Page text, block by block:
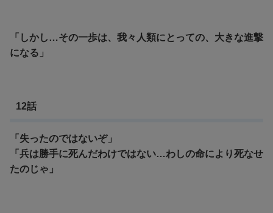
「しかし…その一歩は、我々人類にとっての、大きな進撃
になる」
12話
「失ったのではないぞ」
「兵は勝手に死んだわけではない…わしの命により死なせ
たのじゃ」